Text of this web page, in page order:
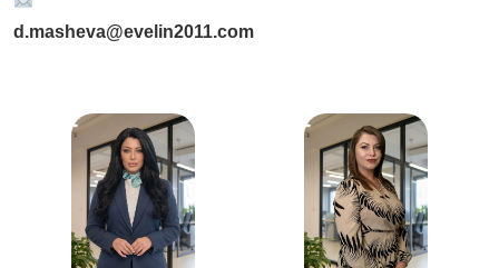
d.masheva@evelin2011.com